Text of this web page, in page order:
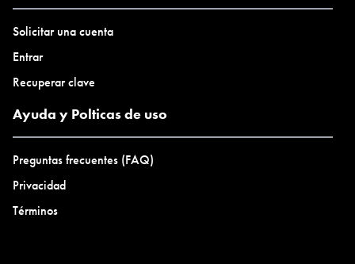
Solicitar una cuenta
Entrar
Recuperar clave
Ayuda y Polticas de uso
Preguntas frecuentes (FAQ)
Privacidad
Términos